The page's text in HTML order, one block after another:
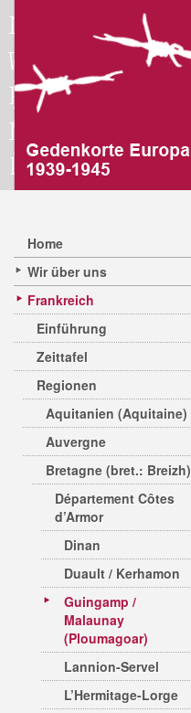
Home
Wir über uns
Frankreich
Einführung
Zeittafel
Regionen
Aquitanien (Aquitaine)
Auvergne
Bretagne (bret.: Breizh)
Département Côtes
d’Armor
Dinan
Duault / Kerhamon
Guingamp /
Malaunay
(Ploumagoar)
Lannion-Servel
L’Hermitage-Lorge